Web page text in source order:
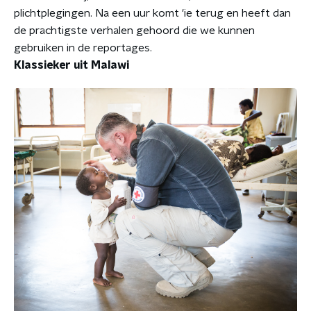
plichtplegingen. Na een uur komt 'ie terug en heeft dan
de prachtigste verhalen gehoord die we kunnen
gebruiken in de reportages.
Klassieker uit Malawi